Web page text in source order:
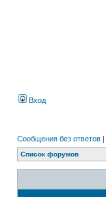
Вход
Сообщения без ответов |
Список форумов